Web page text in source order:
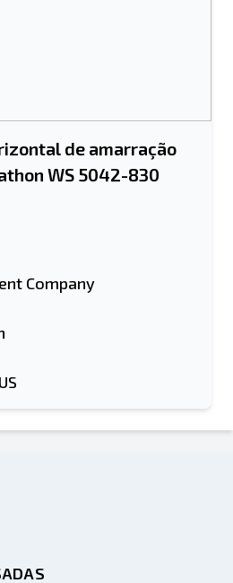
de amarração
WS 5042-830
Company